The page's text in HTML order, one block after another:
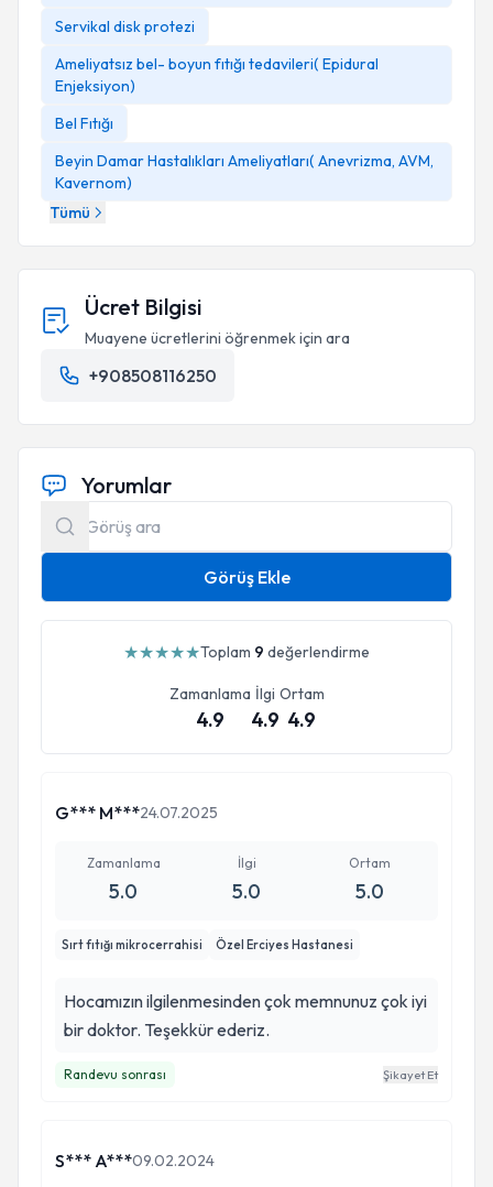
Servikal disk protezi
Ameliyatsız bel- boyun fıtığı tedavileri( Epidural
Enjeksiyon)
Bel Fıtığı
Beyin Damar Hastalıkları Ameliyatları( Anevrizma, AVM,
Kavernom)
Tümü
Ücret Bilgisi
Muayene ücretlerini öğrenmek için ara
+908508116250
Yorumlar
Görüş Ekle
★★★★★Toplam 9 değerlendirme
Zamanlama
4.9
İlgi
4.9
Ortam
4.9
G*** M***24.07.2025
Zamanlama
5.0
İlgi
5.0
Ortam
5.0
Sırt fıtığı mikrocerrahisi Özel Erciyes Hastanesi
Hocamızın ilgilenmesinden çok memnunuz çok iyi
bir doktor. Teşekkür ederiz.
Randevu sonrası Şikayet Et
S*** A***09.02.2024